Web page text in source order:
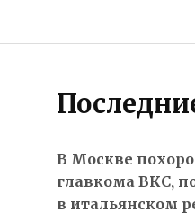
В Москве
главкома ВКС,
в итальянском